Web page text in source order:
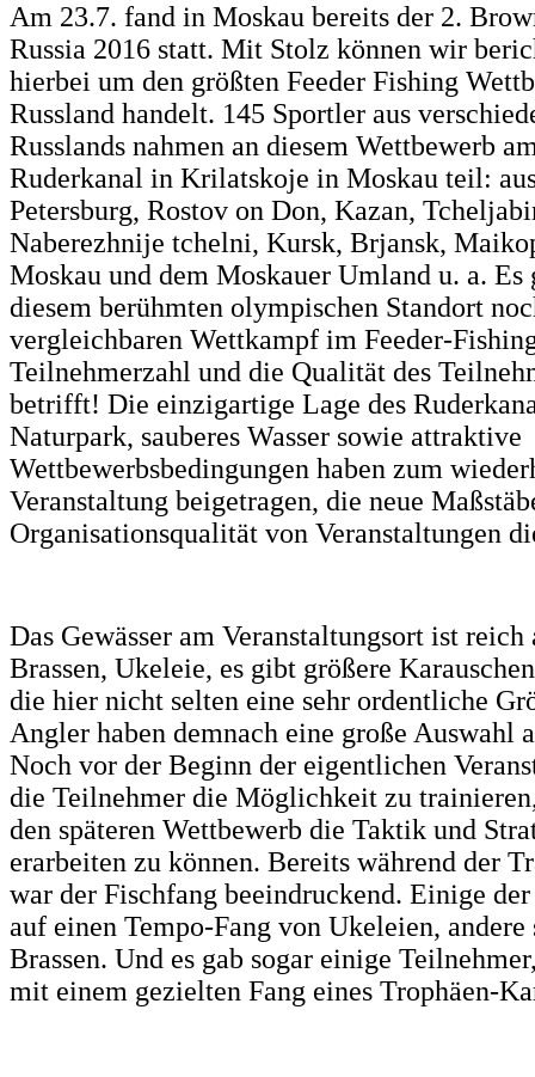
Am 23.7. fand in Moskau bereits der 2.
Russia 2016 statt. Mit Stolz können wir
hierbei um den größten Feeder Fishing
Russland handelt. 145 Sportler aus
Russlands nahmen an diesem Wettbewerb
Ruderkanal in Krilatskoje in Moskau teil:
Petersburg, Rostov on Don, Kazan,
Naberezhnije tchelni, Kursk, Brjansk,
Moskau und dem Moskauer Umland u. a. Es
diesem berühmten olympischen Standort
vergleichbaren Wettkampf im Feeder-
Teilnehmerzahl und die Qualität des
betrifft! Die einzigartige Lage des
Naturpark, sauberes Wasser sowie attraktive
Wettbewerbsbedingungen haben zum
Veranstaltung beigetragen, die neue
Organisationsqualität von Veranstaltungen
Das Gewässer am Veranstaltungsort ist reich
Brassen, Ukeleie, es gibt größere
die hier nicht selten eine sehr ordentliche
Angler haben demnach eine große Auswahl
Noch vor der Beginn der eigentlichen
die Teilnehmer die Möglichkeit zu
den späteren Wettbewerb die Taktik und
erarbeiten zu können. Bereits während der
war der Fischfang beeindruckend. Einige
auf einen Tempo-Fang von Ukeleien, andere
Brassen. Und es gab sogar einige
mit einem gezielten Fang eines Trophäen-